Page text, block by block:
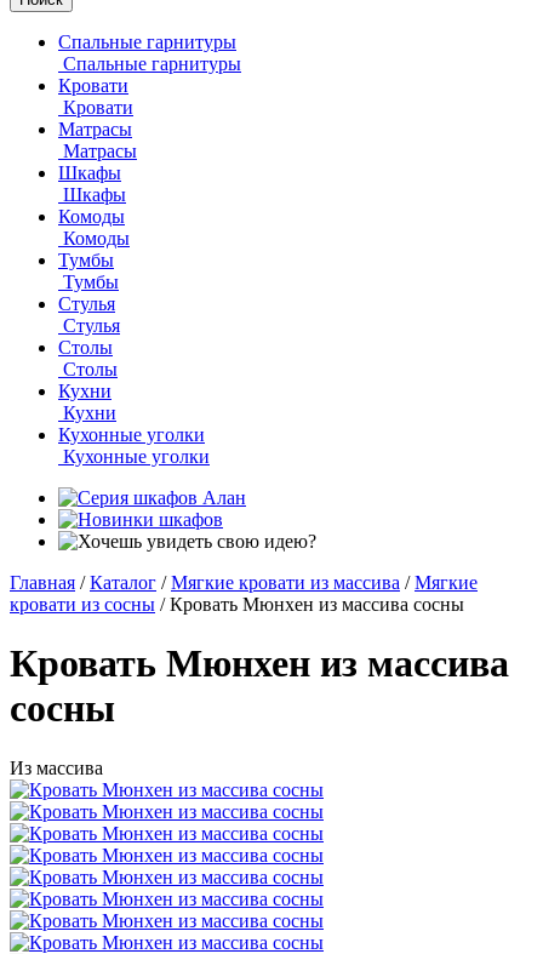
Спальные гарнитуры
Спальные гарнитуры
Кровати
Кровати
Матрасы
Матрасы
Шкафы
Шкафы
Комоды
Комоды
Тумбы
Тумбы
Стулья
Стулья
Столы
Столы
Кухни
Кухни
Кухонные уголки
Кухонные уголки
Главная / Каталог / Мягкие кровати из массива / Мягкие
кровати из сосны / Кровать Мюнхен из массива сосны
Кровать Мюнхен из массива
сосны
Из массива